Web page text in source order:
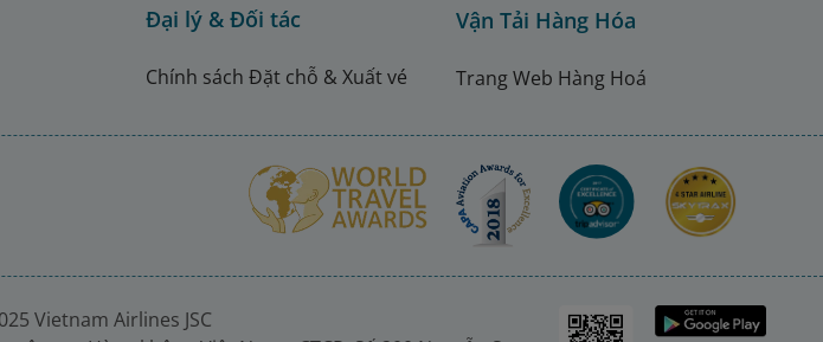
Đại lý & Đối tác
Chính sách Đặt chỗ & Xuất vé
Vận Tải Hàng Hóa
Trang Web Hàng Hoá
Vietnam Airlines JSC